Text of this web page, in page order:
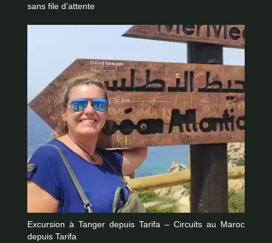
sans file d’attente
Excursion à Tanger depuis Tarifa – Circuits au Maroc
depuis Tarifa